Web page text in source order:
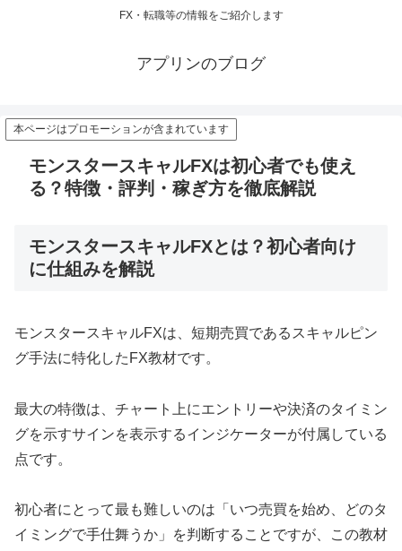
FX・転職等の情報をご紹介します
アプリンのブログ
本ページはプロモーションが含まれています
モンスタースキャルFXは初心者でも使え
る？特徴・評判・稼ぎ方を徹底解説
モンスタースキャルFXとは？初心者向け
に仕組みを解説
モンスタースキャルFXは、短期売買であるスキャルピン
グ手法に特化したFX教材です。
最大の特徴は、チャート上にエントリーや決済のタイミン
グを示すサインを表示するインジケーターが付属している
点です。
初心者にとって最も難しいのは「いつ売買を始め、どのタ
イミングで手仕舞うか」を判断することですが、この教材